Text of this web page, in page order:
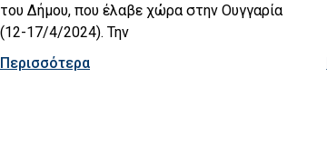
του Δήμου, που έλαβε χώρα στην Ουγγαρία
(12-17/4/2024). Την
Περισσότερα